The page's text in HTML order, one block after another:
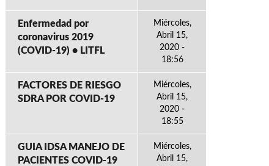
Enfermedad por
coronavirus 2019
(COVID-19) • LITFL
Miércoles,
Abril 15,
2020 -
18:56
FACTORES DE RIESGO
SDRA POR COVID-19
Miércoles,
Abril 15,
2020 -
18:55
GUIA IDSA MANEJO DE
PACIENTES COVID-19
Miércoles,
Abril 15,